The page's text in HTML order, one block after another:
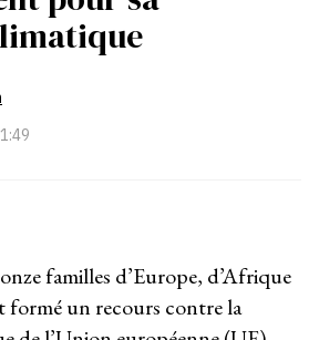
familles d’Europe, d’Afrique
formé un recours contre la